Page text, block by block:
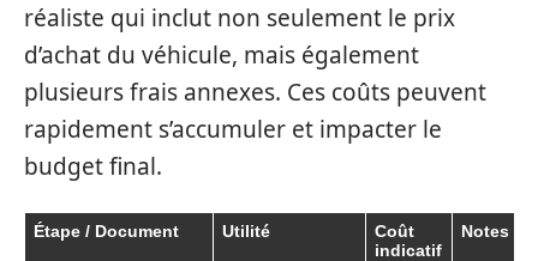
réaliste qui inclut non seulement le prix
d’achat du véhicule, mais également
plusieurs frais annexes. Ces coûts peuvent
rapidement s’accumuler et impacter le
budget final.
Étape / Document Utilité
Coût
indicatif
Notes